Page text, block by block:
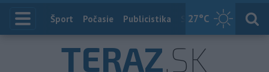
27°C
Index
Šport Počasie Publicistika Slovensko
TERAZ.SK